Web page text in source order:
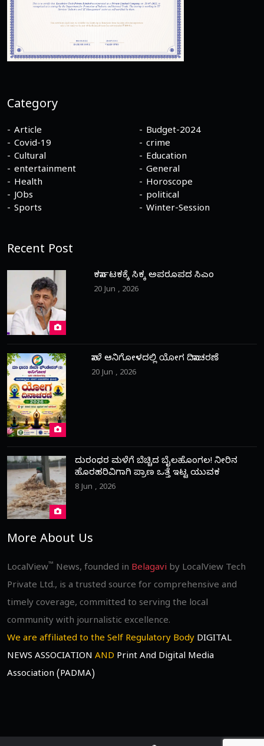
Category
Article
Budget-2024
Covid-19
crime
Cultural
Education
entertainment
General
Health
Horoscope
JObs
political
Sports
Winter-Session
Recent Post
ಕರ್ನಾಟಕಕ್ಕೆ ಸಿಕ್ಕ ಅಪರೂಪದ ಸಿಎಂ
20 Jun , 2026
ನಾಳೆ ಆನಿಗೋಳದಲ್ಲಿ ಯೋಗ ದಿನಾಚರಣೆ
20 Jun , 2026
ದುರಂಧರ ಮಳೆಗೆ ಬೆಚ್ಚಿದ ಬೈಲಹೊಂಗಲ! ನೀರಿನ
ಹೊರಹರಿವಿಗಾಗಿ ಪ್ರಾಣ ಒತ್ತೆ ಇಟ್ಟ ಯುವಕ
8 Jun , 2026
More About Us
LocalView™ News, founded in Belagavi by LocalView Tech
Private Ltd., is a trusted source for comprehensive and
timely coverage, committed to serving the local
community with journalistic excellence.
We are affiliated to the Self Regulatory Body DIGITAL
NEWS ASSOCIATION AND Print And Digital Media
Association (PADMA)